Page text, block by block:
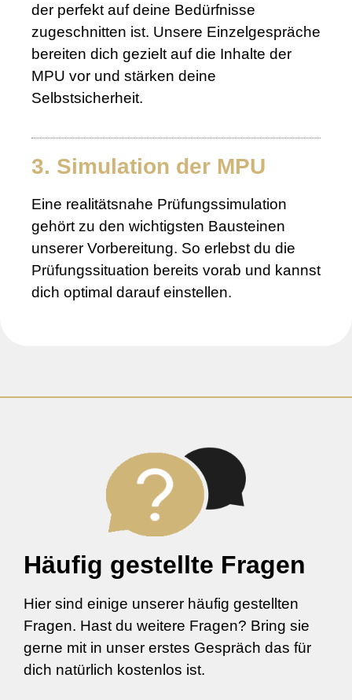
der perfekt auf deine Bedürfnisse
zugeschnitten ist. Unsere Einzelgespräche
bereiten dich gezielt auf die Inhalte der
MPU vor und stärken deine
Selbstsicherheit.
3. Simulation der MPU
Eine realitätsnahe Prüfungssimulation
gehört zu den wichtigsten Bausteinen
unserer Vorbereitung. So erlebst du die
Prüfungssituation bereits vorab und kannst
dich optimal darauf einstellen.
Häufig gestellte Fragen
Hier sind einige unserer häufig gestellten
Fragen. Hast du weitere Fragen? Bring sie
gerne mit in unser erstes Gespräch das für
dich natürlich kostenlos ist.